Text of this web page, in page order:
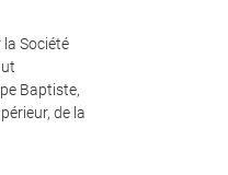
Société
Baptiste,
de la